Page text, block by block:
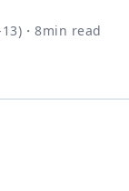
) ・8min read